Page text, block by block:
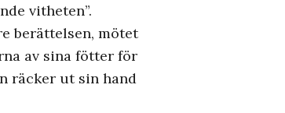
vitheten”.
berättelsen, mötet
av sina fötter för
räcker ut sin hand